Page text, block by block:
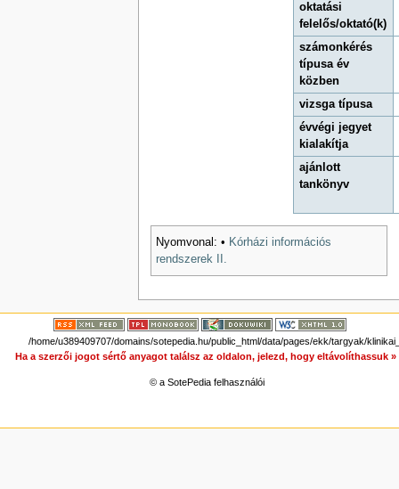
oktatási
felelős/oktató(k)
számonkérés
típusa év
közben
vizsga típusa
évvégi jegyet
kialakítja
ajánlott
tankönyv
Nyomvonal: • Kórházi információs
rendszerek II.
/home/u389409707/domains/sotepedia.hu/public_html/data/pages/ekk/targyak/
Ha a szerzői jogot sértő anyagot találsz az oldalon, jelezd, hogy eltávolíthassuk »
© a SotePedia felhasználói